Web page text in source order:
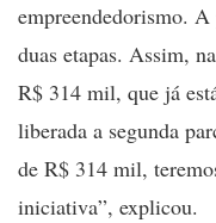
empreendedorismo. A
duas etapas. Assim,
R$ 314 mil, que já
liberada a segunda
de R$ 314 mil,
iniciativa”, explicou.